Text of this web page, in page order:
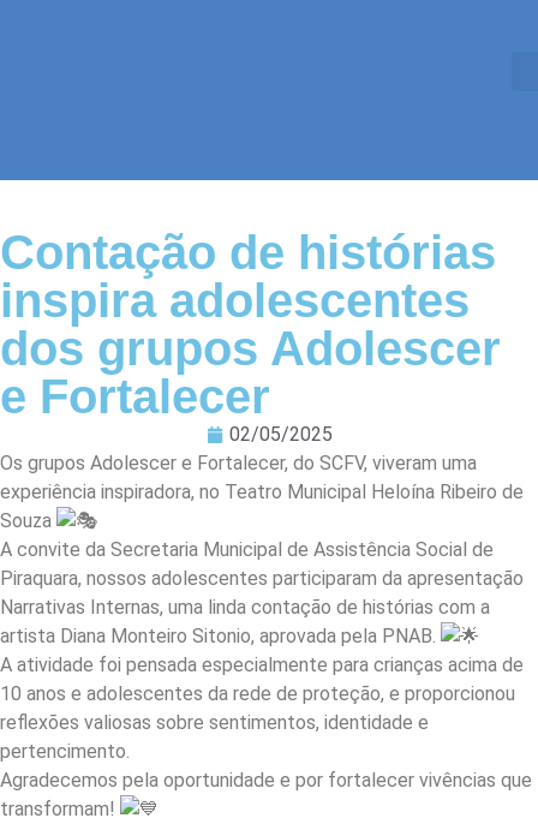
Contação de histórias
inspira adolescentes
dos grupos Adolescer
e Fortalecer
02/05/2025
Os grupos Adolescer e Fortalecer, do SCFV, viveram uma
experiência inspiradora, no Teatro Municipal Heloína Ribeiro de
Souza
A convite da Secretaria Municipal de Assistência Social de
Piraquara, nossos adolescentes participaram da apresentação
Narrativas Internas, uma linda contação de histórias com a
artista Diana Monteiro Sitonio, aprovada pela PNAB.
A atividade foi pensada especialmente para crianças acima de
10 anos e adolescentes da rede de proteção, e proporcionou
reflexões valiosas sobre sentimentos, identidade e
pertencimento.
Agradecemos pela oportunidade e por fortalecer vivências que
transformam!